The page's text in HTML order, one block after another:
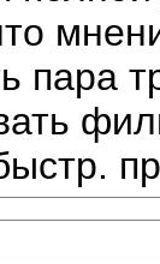
пара